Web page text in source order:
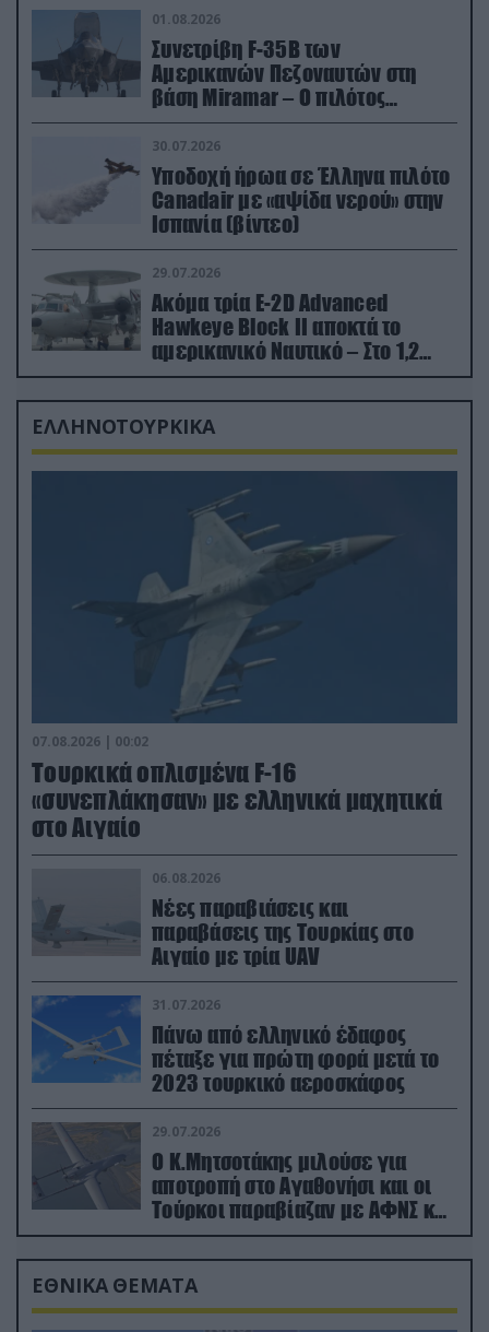
01.08.2026
Συνετρίβη F-35B των
Αμερικανών Πεζοναυτών στη
βάση Miramar – Ο πιλότος
εκτινάχθηκε εγκαίρως
30.07.2026
Υποδοχή ήρωα σε Έλληνα πιλότο
Canadair με «αψίδα νερού» στην
Ισπανία (βίντεο)
29.07.2026
Ακόμα τρία E-2D Advanced
Hawkeye Block II αποκτά το
αμερικανικό Ναυτικό – Στο 1,2
δισ.δολάρια το κόστος
ΕΛΛΗΝΟΤΟΥΡΚΙΚΑ
07.08.2026 | 00:02
Τουρκικά οπλισμένα F-16
«συνεπλάκησαν» με ελληνικά μαχητικά
στο Αιγαίο
06.08.2026
Νέες παραβιάσεις και
παραβάσεις της Τουρκίας στο
Αιγαίο με τρία UAV
31.07.2026
Πάνω από ελληνικό έδαφος
πέταξε για πρώτη φορά μετά το
2023 τουρκικό αεροσκάφος
29.07.2026
Ο Κ.Μητσοτάκης μιλούσε για
αποτροπή στο Αγαθονήσι και οι
Τούρκοι παραβίαζαν με ΑΦΝΣ και
drone
ΕΘΝΙΚΑ ΘΕΜΑΤΑ